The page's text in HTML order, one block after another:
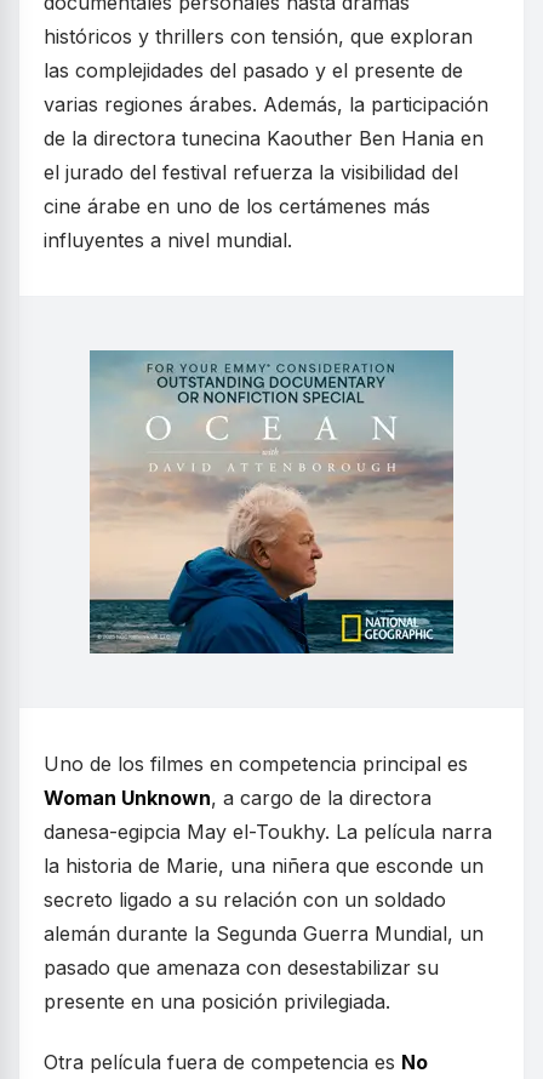
históricos y thrillers con tensión, que exploran
las complejidades del pasado y el presente de
varias regiones árabes. Además, la participación
de la directora tunecina Kaouther Ben Hania en
el jurado del festival refuerza la visibilidad del
cine árabe en uno de los certámenes más
influyentes a nivel mundial.
Uno de los filmes en competencia principal es
Woman Unknown, a cargo de la directora
danesa-egipcia May el-Toukhy. La película narra
la historia de Marie, una niñera que esconde un
secreto ligado a su relación con un soldado
alemán durante la Segunda Guerra Mundial, un
pasado que amenaza con desestabilizar su
presente en una posición privilegiada.
Otra película fuera de competencia es No